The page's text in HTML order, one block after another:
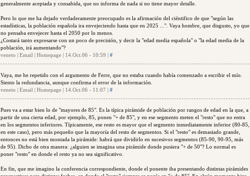
generalmente aceptada y consabida, que no informa de nada si no tiene mayor detalle.
Pero lo que me ha dejado verdaderamente preocupado es la afirmación del ciéntifico de que "según las
estadísticas, la población española ira envejeciendo hasta que en 2025 ...". Vaya hombre, que disgusto, yo que
no pensaba envejecer hasta el 2050 por lo menos.
¿Costará tanto expresarse con un poco de precisión, y decir la "edad media española" o "la edad media de la
población, irá aumentando"?
veneto | Email | Homepage | 14.Oct.06 - 10:59 | #
Vaya, me he repetido con el argumento de Ferre, que no estaba cuando había comenzado a escribir el mío.
Siento la redundancia, aunque confirma el error de la información.
veneto | Email | Homepage | 14.Oct.06 - 11:07 | #
Pues va a estar bien lo de "mayores de 85". Es la típica pirámide de población por rangos de edad en la que, a
partir de una cierta edad, por ejemplo, 85, ponen "+ de 85", y en ese segmento meten el "resto" que no entra
en los segmentos inferiores. Típicamente, ese resto es mayor que el segmento inmediatamente inferior (80-85,
en este caso), pero más pequeño que la mayoría del resto de segmentos. Si el "resto" es demasiado grande,
entonces no está bien montada la pirámide: habrá que dividirlo en sucesivos segmentos (85-90, 90-95, más
de 95). Dicho de otra manera: ¿alguien se imagina una pirámide donde pusiera "+ de 50"? Lo normal es
poner "resto" en donde el resto ya no sea significativo.
En fin, que me imagino la conferencia correspondiente, donde el ponente iba presentando distintas pirámides